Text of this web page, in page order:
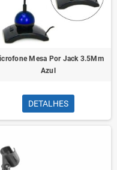
Mesa Por Jack 3.5Mm
Azul
DETALHES